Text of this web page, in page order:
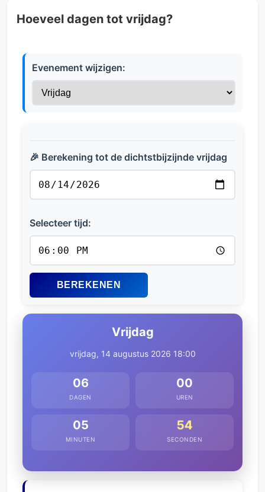
Hoeveel dagen tot vrijdag?
Evenement wijzigen:
🎉 Berekening tot de dichtstbijzijnde vrijdag
Selecteer tijd:
BEREKENEN
Vrijdag
vrijdag, 14 augustus 2026 18:00
06
DAGEN
00
UREN
05
MINUTEN
54
SECONDEN